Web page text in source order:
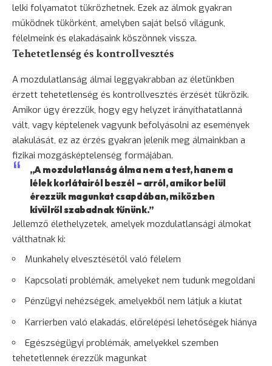
lelki folyamatot tükrözhetnek. Ezek az álmok gyakran
működnek tükörként, amelyben saját belső világunk,
félelmeink és elakadásaink köszönnek vissza.
Tehetetlenség és kontrollvesztés
A mozdulatlanság álmai leggyakrabban az életünkben
érzett tehetetlenség és kontrollvesztés érzését tükrözik.
Amikor úgy érezzük, hogy egy helyzet irányíthatatlanná
vált, vagy képtelenek vagyunk befolyásolni az események
alakulását, ez az érzés gyakran jelenik meg álmainkban a
fizikai mozgásképtelenség formájában.
„A mozdulatlanság álma nem a test, hanem a
lélek korlátairól beszél – arról, amikor belül
érezzük magunkat csapdában, miközben
kívülről szabadnak tűnünk.”
Jellemző élethelyzetek, amelyek mozdulatlansági álmokat
válthatnak ki:
Munkahely elvesztésétől való félelem
Kapcsolati problémák, amelyeket nem tudunk megoldani
Pénzügyi nehézségek, amelyekből nem látjuk a kiutat
Karrierben való elakadás, előrelépési lehetőségek hiánya
Egészségügyi problémák, amelyekkel szemben
tehetetlennek érezzük magunkat